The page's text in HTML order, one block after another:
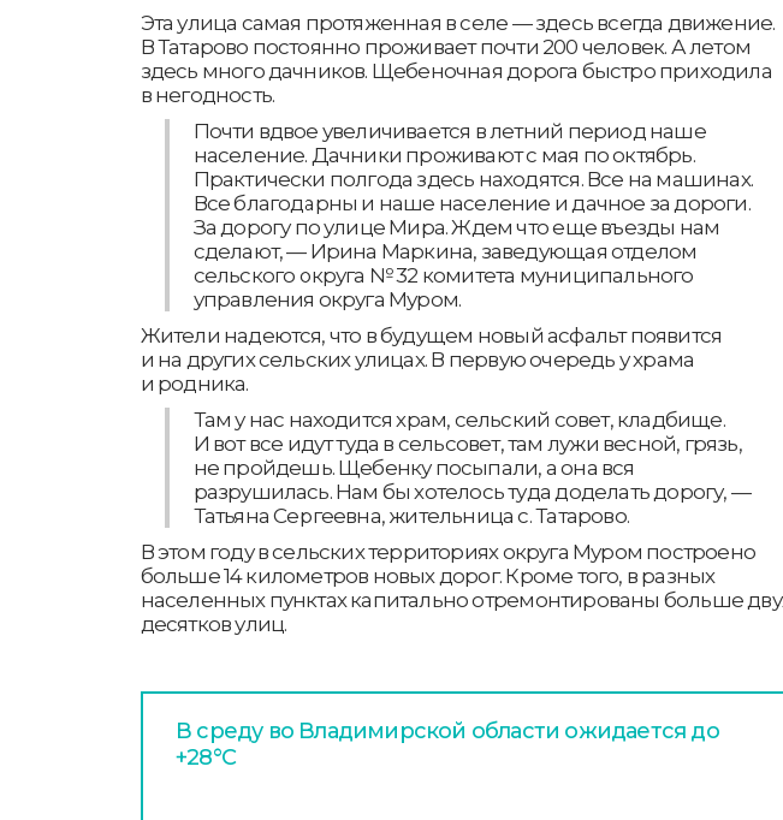
Эта улица самая протяженная в селе — здесь всегда движение.
В Татарово постоянно проживает почти 200 человек. А летом
здесь много дачников. Щебеночная дорога быстро приходила
в негодность.
Почти вдвое увеличивается в летний период наше
население. Дачники проживают с мая по октябрь.
Практически полгода здесь находятся. Все на машинах.
Все благодарны и наше население и дачное за дороги.
За дорогу по улице Мира. Ждем что еще въезды нам
сделают, — Ирина Маркина, заведующая отделом
сельского округа № 32 комитета муниципального
управления округа Муром.
Жители надеются, что в будущем новый асфальт появится
и на других сельских улицах. В первую очередь у храма
и родника.
Там у нас находится храм, сельский совет, кладбище.
И вот все идут туда в сельсовет, там лужи весной, грязь,
не пройдешь. Щебенку посыпали, а она вся
разрушилась. Нам бы хотелось туда доделать дорогу, —
Татьяна Сергеевна, жительница с. Татарово.
В этом году в сельских территориях округа Муром построено
больше 14 километров новых дорог. Кроме того, в разных
населенных пунктах капитально отремонтированы больше
десятков улиц.
В среду во Владимирской области ожидается до
+28°С